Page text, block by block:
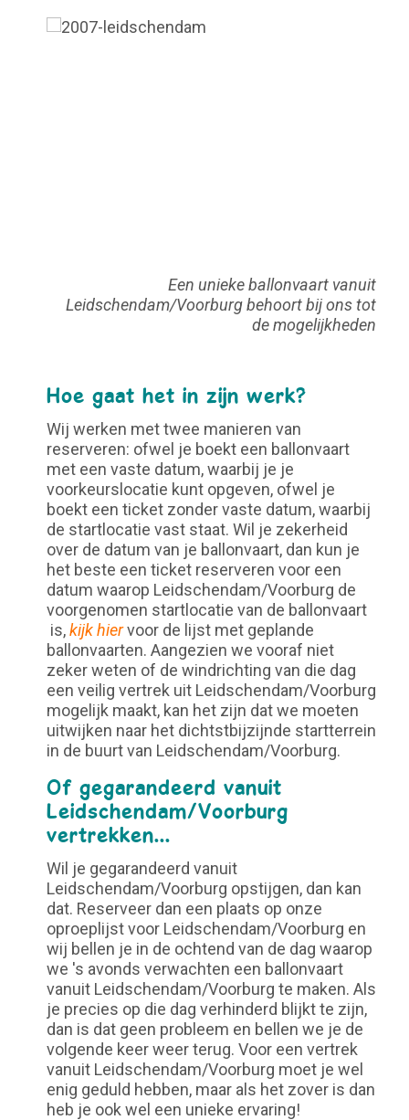
Een unieke ballonvaart vanuit
Leidschendam/Voorburg behoort bij ons tot
de mogelijkheden
Hoe gaat het in zijn werk?
Wij werken met twee manieren van
reserveren: ofwel je boekt een ballonvaart
met een vaste datum, waarbij je je
voorkeurslocatie kunt opgeven, ofwel je
boekt een ticket zonder vaste datum, waarbij
de startlocatie vast staat. Wil je zekerheid
over de datum van je ballonvaart, dan kun je
het beste een ticket reserveren voor een
datum waarop Leidschendam/Voorburg de
voorgenomen startlocatie van de ballonvaart
is,kijk hiervoor de lijst met geplande
ballonvaarten. Aangezien we vooraf niet
zeker weten of de windrichting van die dag
een veilig vertrek uit Leidschendam/Voorburg
mogelijk maakt, kan het zijn dat we moeten
uitwijken naar het dichtstbijzijnde startterrein
in de buurt van Leidschendam/Voorburg.
Of gegarandeerd vanuit
Leidschendam/Voorburg
vertrekken...
Wil je gegarandeerd vanuit
Leidschendam/Voorburg opstijgen, dan kan
dat. Reserveer dan een plaats op onze
oproeplijst voor Leidschendam/Voorburg en
wij bellen je in de ochtend van de dag waarop
we 's avonds verwachten een ballonvaart
vanuit Leidschendam/Voorburg te maken. Als
je precies op die dag verhinderd blijkt te zijn,
dan is dat geen probleem en bellen we je de
volgende keer weer terug. Voor een vertrek
vanuit Leidschendam/Voorburg moet je wel
enig geduld hebben, maar als het zover is dan
heb je ook wel een unieke ervaring!